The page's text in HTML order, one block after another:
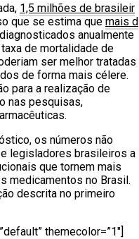
1,5 milhões de brasileir
que se estima que mais d
anualmente
de mortalidade de
ser melhor tratadas
de forma mais célere.
para a realização de
nas pesquisas,
os números não
legisladores brasileiros a
que tornem mais
medicamentos no Brasil.
descrita no primeiro
themecolor=”1″]